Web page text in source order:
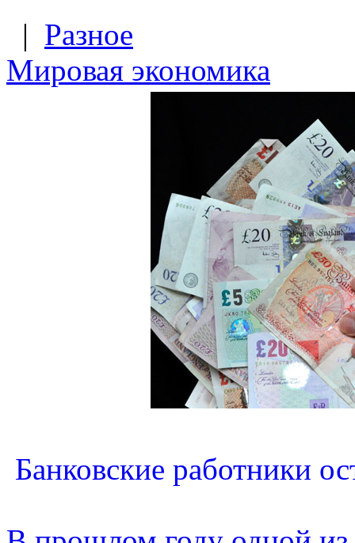
| Разное
Мировая экономика
Банковские работники